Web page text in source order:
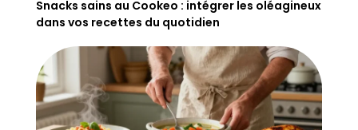
Snacks sains au Cookeo : intégrer les oléagineux
dans vos recettes du quotidien